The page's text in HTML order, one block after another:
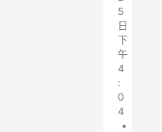
5
日
下
午
4
:
0
4
•